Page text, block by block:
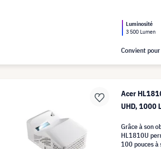
Luminosité
3 500 Lumen
Convient pour
Acer
UHD, 1000
Grâce à son
HL1810U
100 pouces